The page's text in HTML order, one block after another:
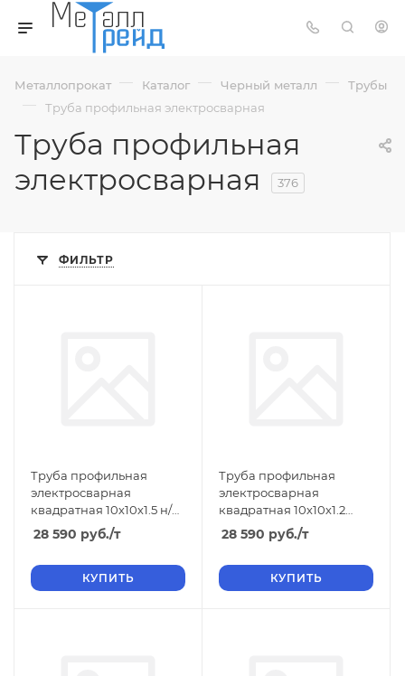
Металлопрокат — Каталог — Черный металл — Трубы
— Труба профильная электросварная
Труба профильная
электросварная
376
ФИЛЬТР
Труба профильная
электросварная
квадратная 10х10х1.5 н/д,
стенка 1.5
28 590 руб./т
КУПИТЬ
Труба профильная
электросварная
квадратная 10х10х1.2
неклндиция н/д, стенка
28 590 руб./т
КУПИТЬ